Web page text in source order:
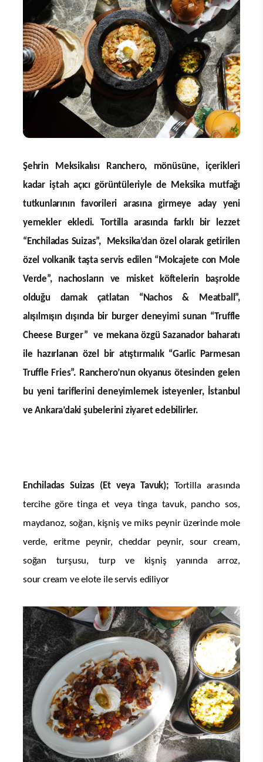
Şehrin Meksikalısı Ranchero, mönüsüne, içerikleri
kadar iştah açıcı görüntüleriyle de Meksika mutfağı
tutkunlarının favorileri arasına girmeye aday yeni
yemekler ekledi. Tortilla arasında farklı bir lezzet
“ Enchiladas Suizas”, Meksika’dan özel olarak getirilen
özel volkanik taşta servis edilen “Molcajete con Mole
Verde”, nachosların ve misket köftelerin başrolde
olduğu damak çatlatan “Nachos & Meatball”,
alışılmışın dışında bir burger deneyimi sunan “Truffle
Cheese Burger” ve mekana özgü Sazanador baharatı
ile hazırlanan özel bir atıştırmalık “Garlic Parmesan
Truffle Fries”. Ranchero’nun okyanus ötesinden gelen
bu yeni tariflerini deneyimlemek isteyenler, İstanbul
ve Ankara’daki şubelerini ziyaret edebilirler.
Enchiladas Suizas (Et veya Tavuk); Tortilla arasında
tercihe göre tinga et veya tinga tavuk, pancho sos,
maydanoz, soğan, kişniş ve miks peynir üzerinde mole
verde, eritme peynir, cheddar peynir, sour cream,
soğan turşusu, turp ve kişniş yanında arroz,
sour cream ve elote ile servis ediliyor